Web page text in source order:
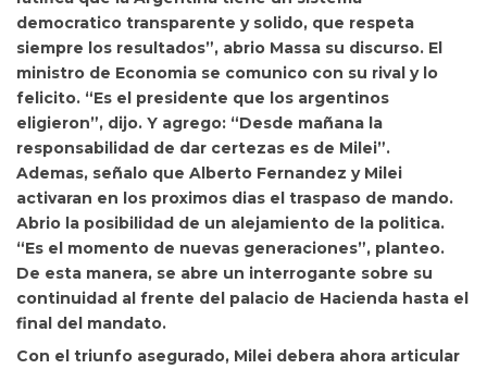
democratico transparente y solido, que respeta
siempre los resultados”, abrio Massa su discurso. El
ministro de Economia se comunico con su rival y lo
felicito. “Es el presidente que los argentinos
eligieron”, dijo. Y agrego: “Desde mañana la
responsabilidad de dar certezas es de Milei”.
Ademas, señalo que Alberto Fernandez y Milei
activaran en los proximos dias el traspaso de mando.
Abrio la posibilidad de un alejamiento de la politica.
“Es el momento de nuevas generaciones”, planteo.
De esta manera, se abre un interrogante sobre su
continuidad al frente del palacio de Hacienda hasta el
final del mandato.
Con el triunfo asegurado, Milei debera ahora articular